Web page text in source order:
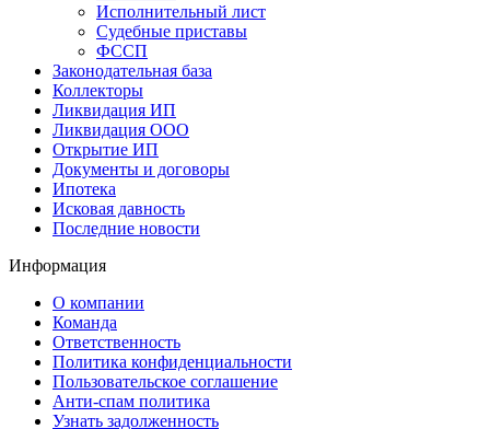
Исполнительный лист
Судебные приставы
ФССП
Законодательная база
Коллекторы
Ликвидация ИП
Ликвидация ООО
Открытие ИП
Документы и договоры
Ипотека
Исковая давность
Последние новости
Информация
О компании
Команда
Ответственность
Политика конфиденциальности
Пользовательское соглашение
Анти-спам политика
Узнать задолженность